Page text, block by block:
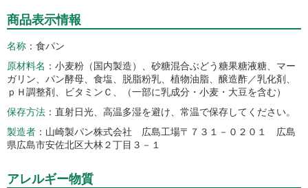
商品表示情報
名称
食パン
原材料名
小麦粉（国内製造）、砂糖混合ぶどう糖果糖液糖、マー
ガリン、パン酵母、食塩、脱脂粉乳、植物油脂、醸造酢／乳化剤、
ｐＨ調整剤、ビタミンＣ、（一部に乳成分・小麦・大豆を含む）
保存方法
直射日光、高温多湿を避け、常温で保存してください。
製造者
山崎製パン株式会社 広島工場〒７３１－０２０１ 広島
県広島市安佐北区大林２丁目３－１
アレルギー物質